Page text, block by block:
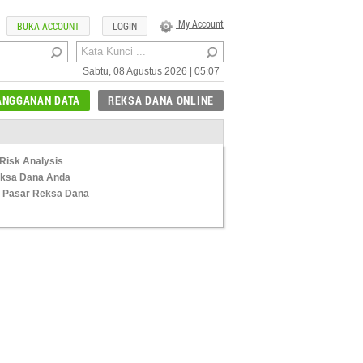
Sabtu, 08 Agustus 2026 | 05:07
My Account
LOGIN
BUKA ACCOUNT
REKSA DANA ONLINE
DATA
Analysis
Dana Anda
Pasar Reksa Dana